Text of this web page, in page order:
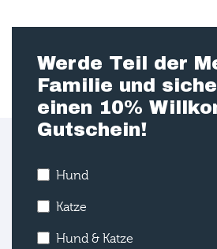
Werde Teil der
Familie und
einen 10%
Gutschein!
Hund
Katze
Hund & Katze